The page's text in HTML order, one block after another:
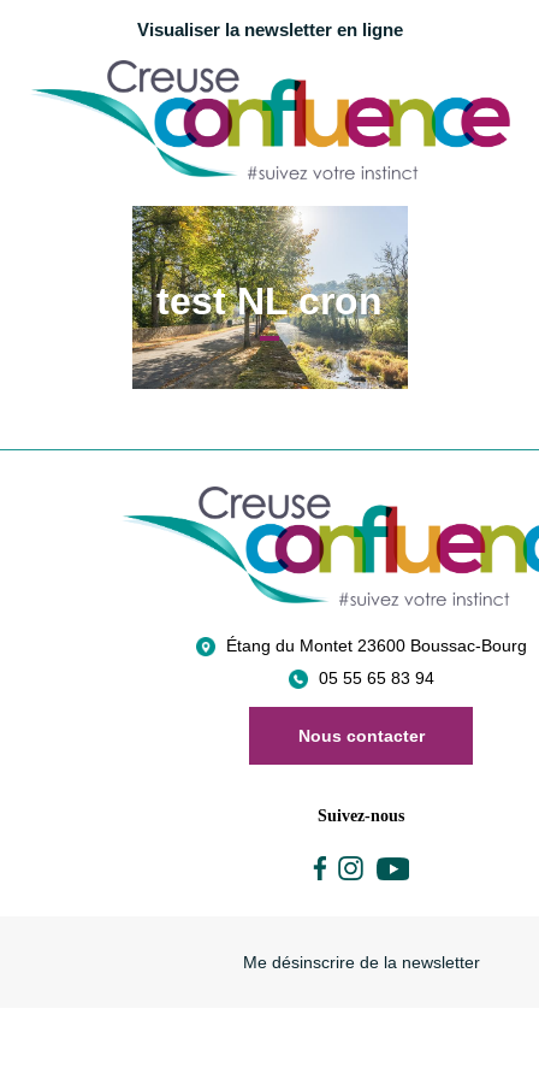
Visualiser la newsletter en ligne
test NL cron
Étang du Montet 23600 Boussac-Bourg
05 55 65 83 94
Nous contacter
Suivez-nous
Me désinscrire de la newsletter